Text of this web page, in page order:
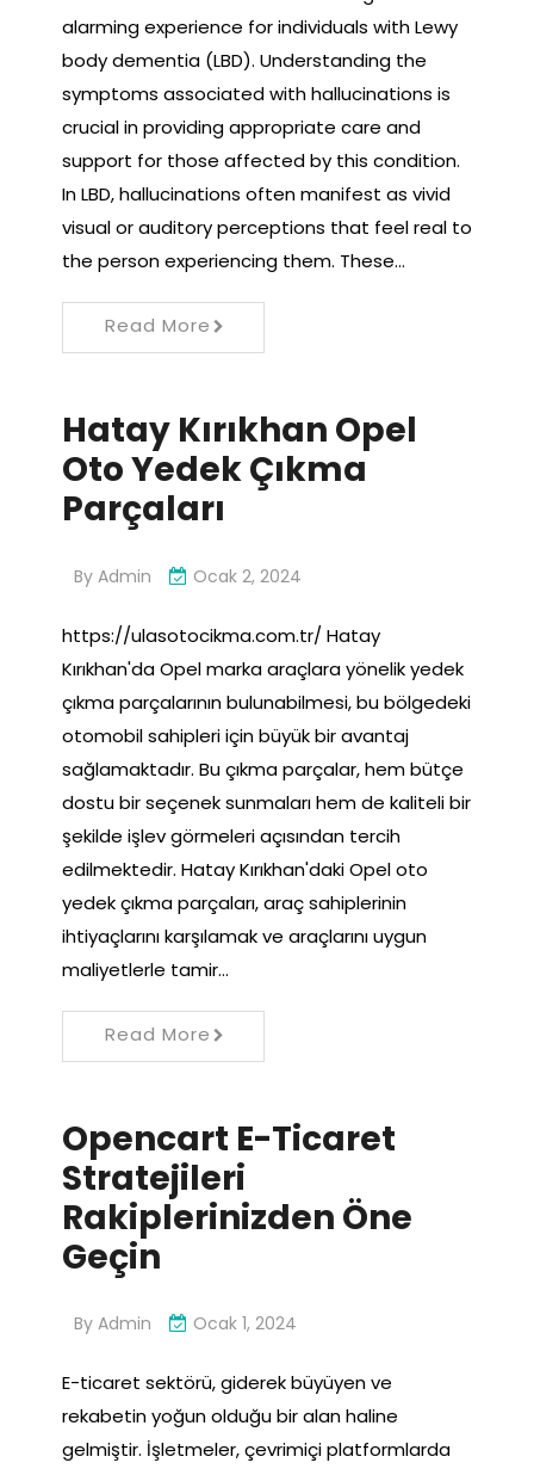
alarming experience for individuals with Lewy
body dementia (LBD). Understanding the
symptoms associated with hallucinations is
crucial in providing appropriate care and
support for those affected by this condition.
In LBD, hallucinations often manifest as vivid
visual or auditory perceptions that feel real to
the person experiencing them. These…
Read More
Hatay Kırıkhan Opel
Oto Yedek Çıkma
Parçaları
By Admin Ocak 2, 2024
https://ulasotocikma.com.tr/ Hatay
Kırıkhan'da Opel marka araçlara yönelik yedek
çıkma parçalarının bulunabilmesi, bu bölgedeki
otomobil sahipleri için büyük bir avantaj
sağlamaktadır. Bu çıkma parçalar, hem bütçe
dostu bir seçenek sunmaları hem de kaliteli bir
şekilde işlev görmeleri açısından tercih
edilmektedir. Hatay Kırıkhan'daki Opel oto
yedek çıkma parçaları, araç sahiplerinin
ihtiyaçlarını karşılamak ve araçlarını uygun
maliyetlerle tamir…
Read More
Opencart E-Ticaret
Stratejileri
Rakiplerinizden Öne
Geçin
By Admin Ocak 1, 2024
E-ticaret sektörü, giderek büyüyen ve
rekabetin yoğun olduğu bir alan haline
gelmiştir. İşletmeler, çevrimiçi platformlarda